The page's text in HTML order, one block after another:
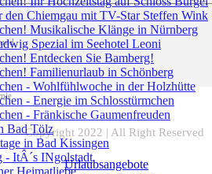
Urlaubsangebote
Copyright 2022 | All Right Reserved
den Chiemgau mit TV-Star Steffen Wink
Musikalische Klänge in Nürnberg
Spezial im Seehotel Leoni
Entdecken Sie Bamberg!
Familienurlaub in Schönberg
- Wohlfühlwoche in der Holzhütte
- Energie im Schlosstürmchen
- Fränkische Gaumenfreuden
Bad Tölz
in Bad Kissingen
- ItÂ´s INgolstadt
Heimatliebe